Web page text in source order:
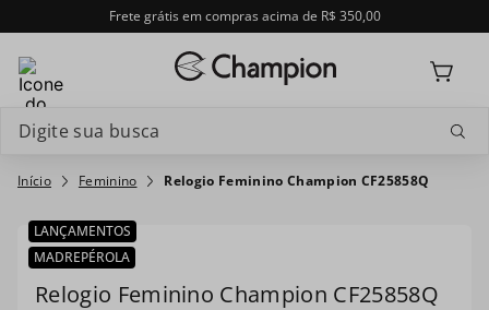
Frete grátis em compras acima de R$ 350,00
Feminino Relogio Feminino Champion CF25858Q
LANÇAMENTOS
MADREPÉROLA
CF25858Q
Relogio Feminino Champion CF25858Q
Termos mais buscados
1º relogio feminino
2º relogio champion feminino